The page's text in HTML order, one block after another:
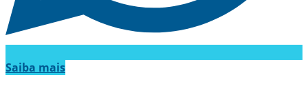
Saiba mais